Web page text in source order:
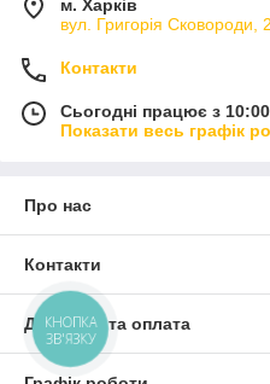
м. Харків
вул. Григорія Сковороди,
Контакти
Сьогодні працює з
Показати весь графік
Про нас
Контакти
Доставка та оплата
КНОПКА
ЗВ'ЯЗКУ